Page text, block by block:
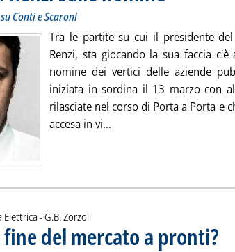
Conti e Scaroni
Tra le partite su cui il presidente
Renzi, sta giocando la sua faccia c'è
nomine dei vertici delle aziende
iniziata in sordina il 13 marzo con
rilasciate nel corso di Porta a Porta e
accesa in vi... Leggi tutta la notizia:
Elettrica -di:
G.B. Zorzoli
del mercato a pronti?..